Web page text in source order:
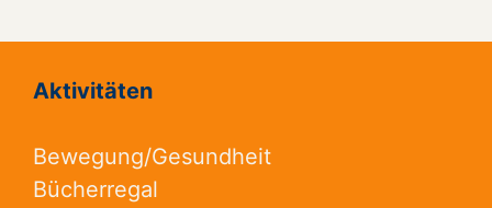
Aktivitäten
Bewegung/Gesundheit
Bücherregal